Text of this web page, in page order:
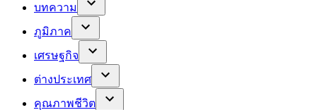
บทความ
ภูมิภาค
เศรษฐกิจ
ต่างประเทศ
คุณภาพชีวิต